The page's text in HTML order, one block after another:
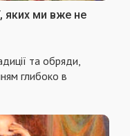
яких ми вже не
та обряди,
глибоко в